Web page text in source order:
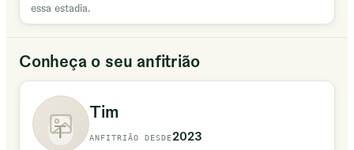
essa estadia.
Conheça o seu anfitrião
T
Tim
ANFITRIÃO DESDE2023